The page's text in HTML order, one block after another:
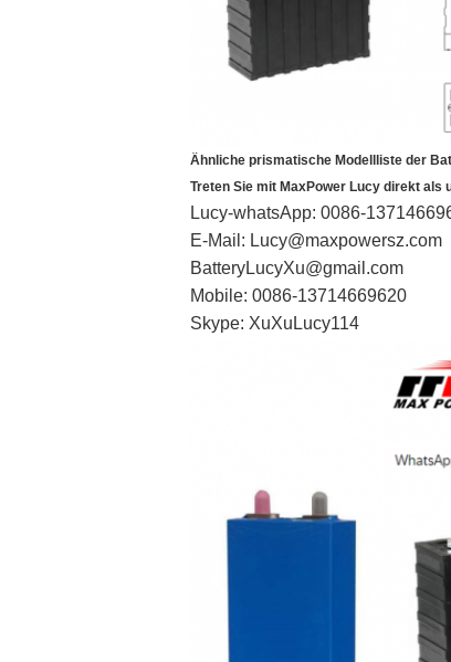
Ähnliche prismatische Modellliste der
Treten Sie mit MaxPower Lucy direkt als
Lucy-whatsApp: 0086-
E-Mail: Lucy@maxpowersz.com
BatteryLucyXu@gmail.com
Mobile: 0086-13714669620
Skype: XuXuLucy114